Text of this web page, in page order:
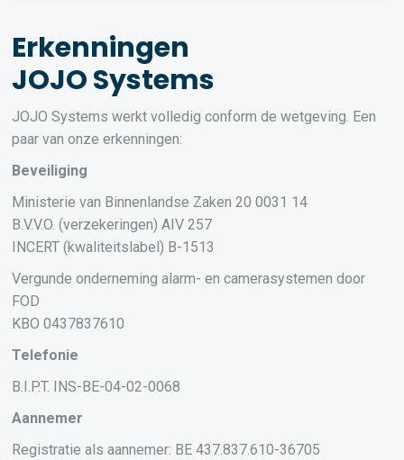
Erkenningen
JOJO Systems
JOJO Systems werkt volledig conform de wetgeving. Een
paar van onze erkenningen:
Beveiliging
Ministerie van Binnenlandse Zaken 20 0031 14
B.V.V.O. (verzekeringen) AIV 257
INCERT (kwaliteitslabel) B-1513
Vergunde onderneming alarm- en camerasystemen door
FOD
KBO 0437837610
Telefonie
B.I.P.T. INS-BE-04-02-0068
Aannemer
Registratie als aannemer: BE 437.837.610-36705